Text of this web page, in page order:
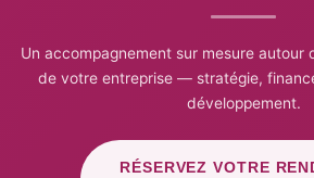
Un accompagnement sur mesure autour
de votre entreprise — stratégie,
développement.
RÉSERVEZ VOTRE